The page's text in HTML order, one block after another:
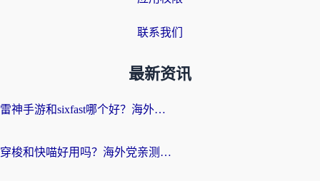
联系我们
最新资讯
雷神手游和sixfast哪个好？海外党亲测3款回国加速器，教你选对不踩坑
穿梭和快喵好用吗？海外党亲测：小众加速器对比+番茄加速器深度体验